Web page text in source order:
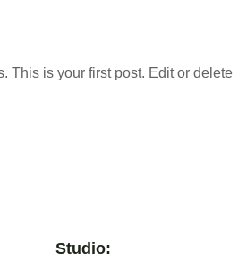
This is your first post. Edit or delete
Studio: